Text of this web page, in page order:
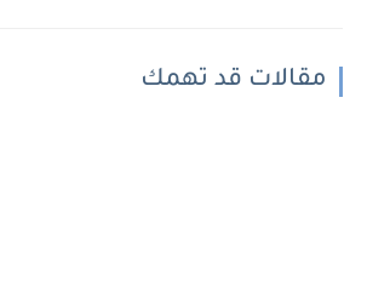
مقالات قد تهمك